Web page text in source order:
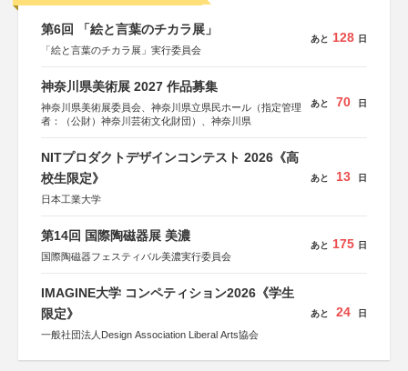
第6回 「絵と言葉のチカラ展」
「絵と言葉のチカラ展」実行委員会
あと 128 日
神奈川県美術展 2027 作品募集
神奈川県美術展委員会、神奈川県立県民ホール（指定管理
者：（公財）神奈川芸術文化財団）、神奈川県
あと 70 日
NITプロダクトデザインコンテスト 2026《高
校生限定》
日本工業大学
あと 13 日
第14回 国際陶磁器展 美濃
国際陶磁器フェスティバル美濃実行委員会
あと 175 日
IMAGINE大学 コンペティション2026《学生
限定》
一般社団法人Design Association Liberal Arts協会
あと 24 日